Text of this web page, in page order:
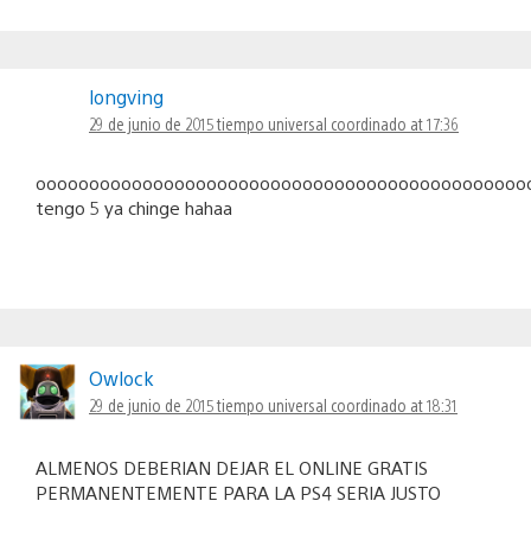
longving
29 de junio de 2015 tiempo universal coordinado at 17:36
tengo 5 ya chinge hahaa
Owlock
29 de junio de 2015 tiempo universal coordinado at 18:31
ALMENOS DEBERIAN DEJAR EL ONLINE GRATIS
PERMANENTEMENTE PARA LA PS4 SERIA JUSTO